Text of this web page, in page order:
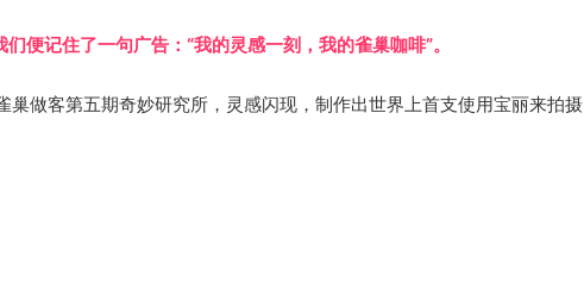
便记住了一句广告：“我的灵感一刻，我的雀巢咖啡”。
巢做客第五期奇妙研究所，灵感闪现，制作出世界上首支使用宝丽来拍摄